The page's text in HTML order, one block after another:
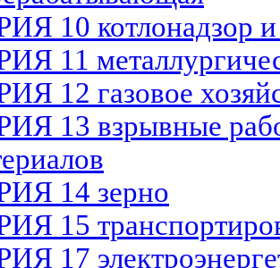
10 котлонадзор
11
12 газовое
13 взрывные
14 зерно
15
17